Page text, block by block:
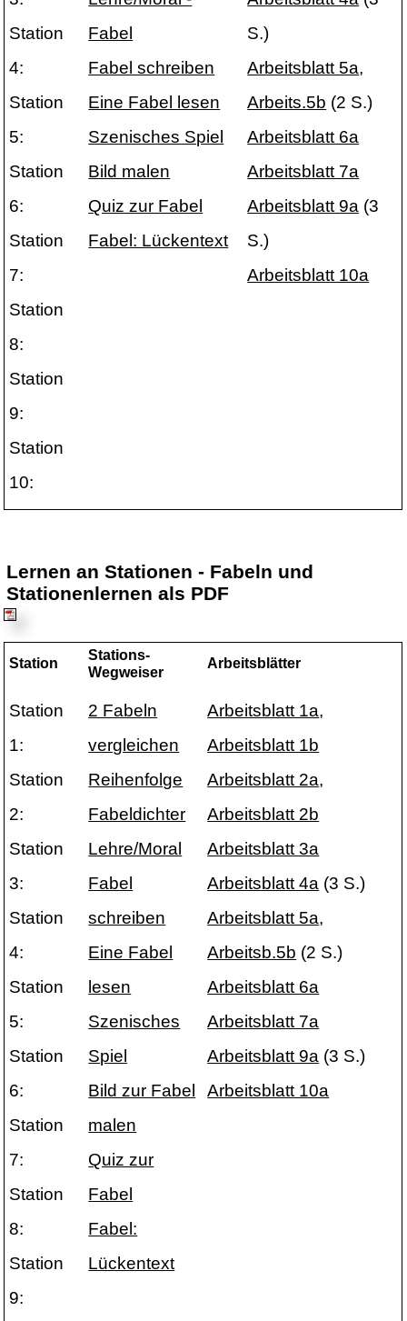
Station
4:
Station
5:
Station
6:
Station
7:
Station
8:
Station
9:
Station
10:
Fabel
Fabel schreiben
Eine Fabel lesen
Szenisches Spiel
Bild malen
Quiz zur Fabel
Fabel: Lückentext
S.)
Arbeitsblatt 5a,
Arbeits.5b (2 S.)
Arbeitsblatt 6a
Arbeitsblatt 7a
Arbeitsblatt 9a (3
S.)
Arbeitsblatt 10a
Lernen an Stationen - Fabeln und
Stationenlernen als PDF
Station
Stations-
Wegweiser
Arbeitsblätter
Station
1:
Station
2:
Station
3:
Station
4:
Station
5:
Station
6:
Station
7:
Station
8:
Station
9:
2 Fabeln
vergleichen
Reihenfolge
Fabeldichter
Lehre/Moral
Fabel
schreiben
Eine Fabel
lesen
Szenisches
Spiel
Bild zur Fabel
malen
Quiz zur
Fabel
Fabel:
Lückentext
Arbeitsblatt 1a,
Arbeitsblatt 1b
Arbeitsblatt 2a,
Arbeitsblatt 2b
Arbeitsblatt 3a
Arbeitsblatt 4a (3 S.)
Arbeitsblatt 5a,
Arbeitsb.5b (2 S.)
Arbeitsblatt 6a
Arbeitsblatt 7a
Arbeitsblatt 9a (3 S.)
Arbeitsblatt 10a